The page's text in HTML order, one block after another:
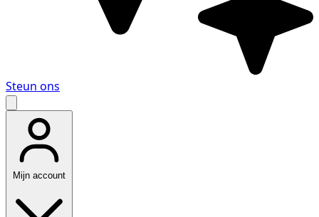
Steun ons
Mijn account